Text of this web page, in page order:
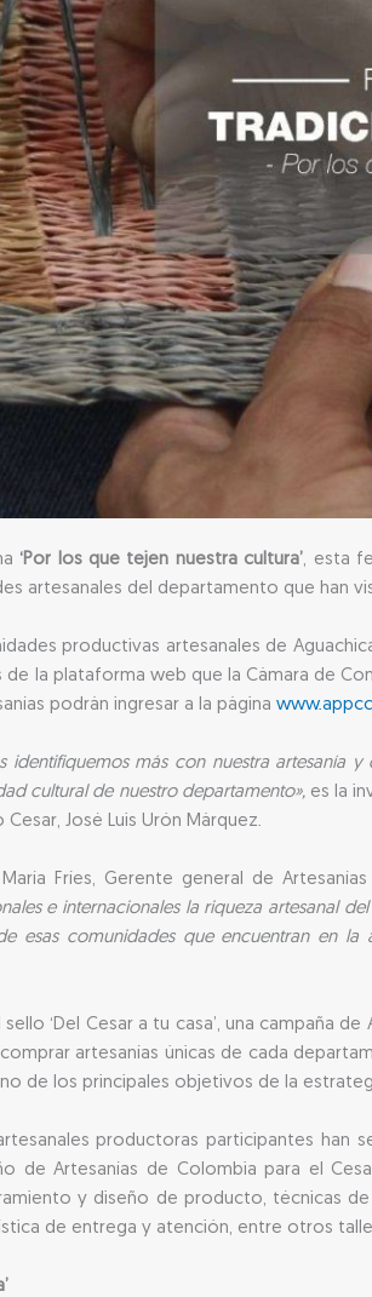
‘Por los que tejen nuestra cultura’, esta
artesanales del departamento que han
productivas artesanales de
la plataforma web que la Cámara de
podrán ingresar a la página
identifiquemos más con nuestra artesanía
cultural de nuestro departamento»,es la
Cesar, José Luis Urón Márquez.
Fríes, Gerente general de
e internacionales la riqueza artesanal
esas comunidades que encuentran en la
sello ‘Del Cesar a tu casa’, una campaña
artesanías únicas de cada
de los principales objetivos de la
productoras participantes
de Artesanías de Colombia para el
y diseño de producto, técnicas
de entrega y atención, entre otros